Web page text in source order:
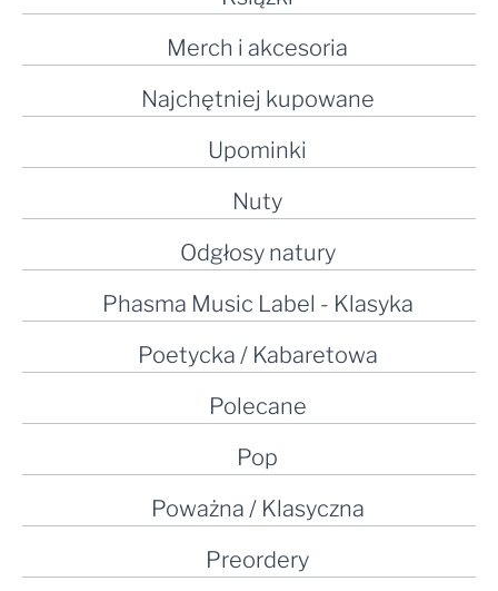
Merch i akcesoria
Najchętniej kupowane
Upominki
Nuty
Odgłosy natury
Phasma Music Label - Klasyka
Poetycka / Kabaretowa
Polecane
Pop
Poważna / Klasyczna
Preordery